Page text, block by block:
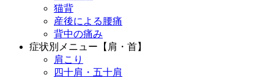
猫背
産後による腰痛
背中の痛み
症状別メニュー【肩・首】
肩こり
四十肩・五十肩